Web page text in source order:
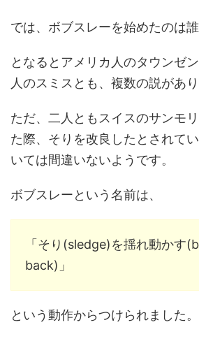
では、ボブスレーを始めたのは
となるとアメリカ人のタウンゼ
人のスミスとも、複数の説があり
ただ、二人ともスイスのサンモ
た際、そりを改良したとされて
いては間違いないようです。
ボブスレーという名前は、
「そり(sledge)を揺れ動かす
back)」
という動作からつけられました。